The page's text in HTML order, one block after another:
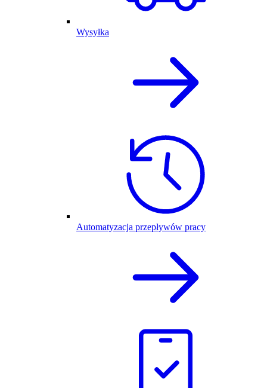
Wysyłka
Automatyzacja przepływów pracy